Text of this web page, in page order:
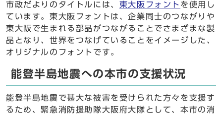
市政だよりのタイトルには、 東大阪フォント を使用し
ています。東大阪フォントは、企業同士のつながりや
東大阪で生まれる部品がつながることでさまざまな製
品となり、世界をつなげていることをイメージした、
オリジナルのフォントです。
能登半島地震への本市の支援状況
能登半島地震で甚大な被害を受けられた方々を支援す
るため、緊急消防援助隊大阪府大隊として、本市の消